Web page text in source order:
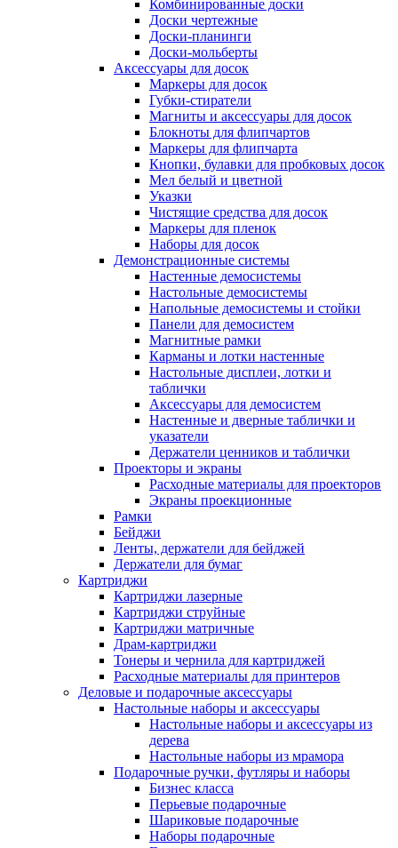
Комбинированные доски
Доски чертежные
Доски-планинги
Доски-мольберты
Аксессуары для досок
Маркеры для досок
Губки-стиратели
Магниты и аксессуары для досок
Блокноты для флипчартов
Маркеры для флипчарта
Кнопки, булавки для пробковых досок
Мел белый и цветной
Указки
Чистящие средства для досок
Маркеры для пленок
Наборы для досок
Демонстрационные системы
Настенные демосистемы
Настольные демосистемы
Напольные демосистемы и стойки
Панели для демосистем
Магнитные рамки
Карманы и лотки настенные
Настольные дисплеи, лотки и
таблички
Аксессуары для демосистем
Настенные и дверные таблички и
указатели
Держатели ценников и таблички
Проекторы и экраны
Расходные материалы для проекторов
Экраны проекционные
Рамки
Бейджи
Ленты, держатели для бейджей
Держатели для бумаг
Картриджи
Картриджи лазерные
Картриджи струйные
Картриджи матричные
Драм-картриджи
Тонеры и чернила для картриджей
Расходные материалы для принтеров
Деловые и подарочные аксессуары
Настольные наборы и аксессуары
Настольные наборы и аксессуары из
дерева
Настольные наборы из мрамора
Подарочные ручки, футляры и наборы
Бизнес класса
Перьевые подарочные
Шариковые подарочные
Наборы подарочные